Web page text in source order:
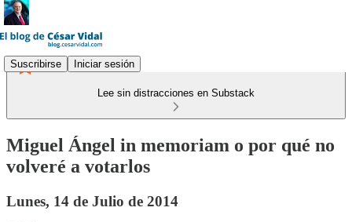
Suscribirse Iniciar sesión
Lee sin distracciones en Substack
Miguel Ángel in memoriam o por qué no
volveré a votarlos
Lunes, 14 de Julio de 2014